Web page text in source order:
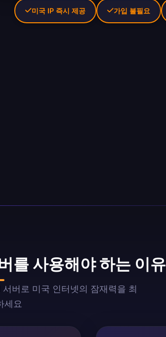
미국 IP 즉시 제공 가입 불필요
를 사용해야 하는 이유
버로 미국 인터넷의 잠재력을 최
세요